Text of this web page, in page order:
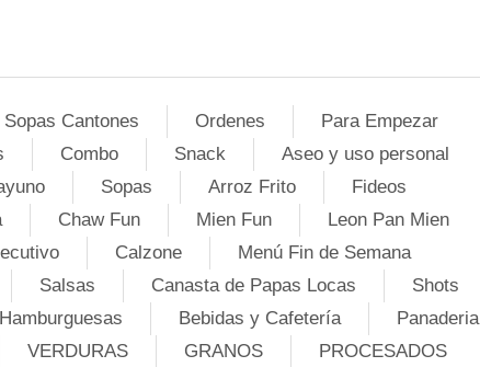
Sopas Cantones Ordenes
Para Empezar
Combo Snack
Aseo y uso personal
Sopas Arroz Frito
Fideos
Chaw Fun Mien Fun
Leon Pan Mien
Calzone
Menú Fin de Semana
Salsas Canasta de Papas Locas
Shots
Bebidas y Cafetería
Panaderia
VERDURAS GRANOS
PROCESADOS